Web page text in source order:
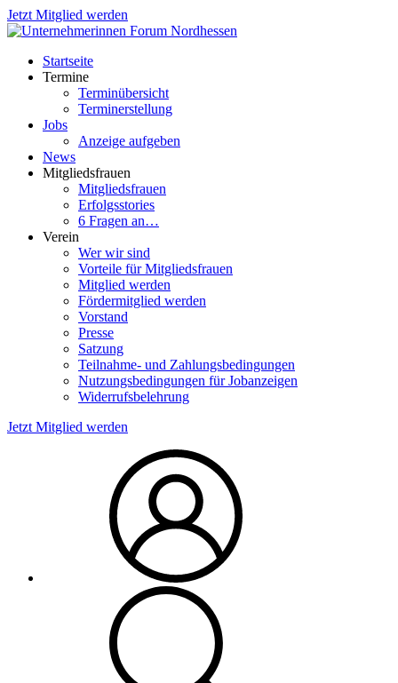
Jetzt Mitglied werden
Startseite
Termine
Terminübersicht
Terminerstellung
Jobs
Anzeige aufgeben
News
Mitgliedsfrauen
Mitgliedsfrauen
Erfolgsstories
6 Fragen an…
Verein
Wer wir sind
Vorteile für Mitgliedsfrauen
Mitglied werden
Fördermitglied werden
Vorstand
Presse
Satzung
Teilnahme- und Zahlungsbedingungen
Nutzungsbedingungen für Jobanzeigen
Widerrufsbelehrung
Jetzt Mitglied werden